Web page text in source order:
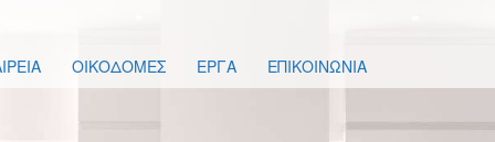
ΟΙΚΟΔΟΜΕΣ ΕΡΓΑ ΕΠΙΚΟΙΝΩΝΙΑ